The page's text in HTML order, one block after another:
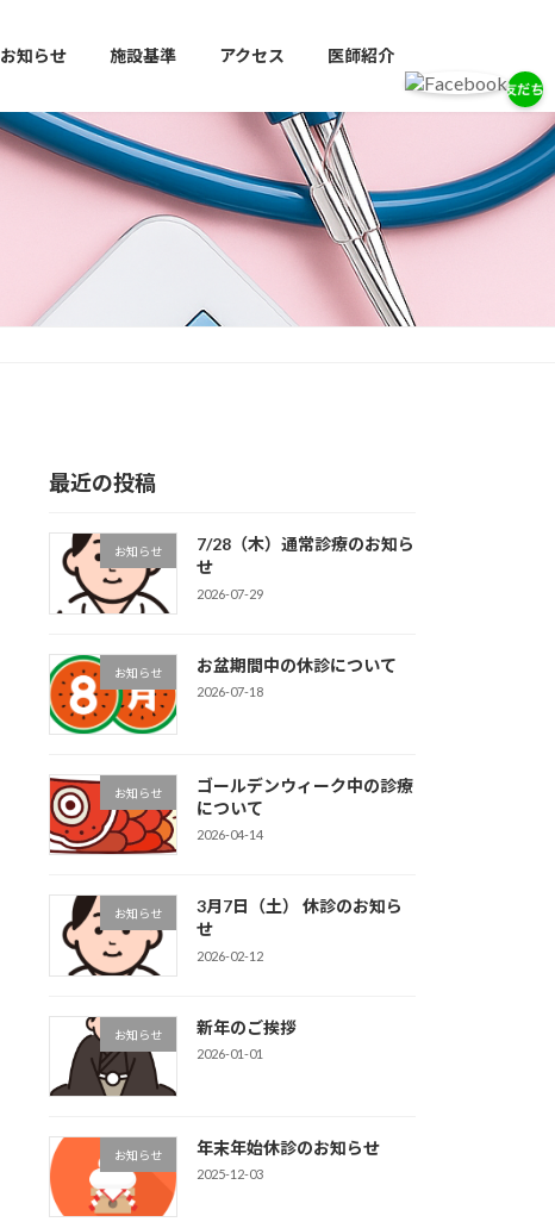
お知らせ 施設基準 アクセス 医師紹介
最近の投稿
お知らせ
7/28（木）通常診療のお知ら
せ
2026-07-29
お知らせ お盆期間中の休診について
2026-07-18
お知らせ
ゴールデンウィーク中の診療
について
2026-04-14
お知らせ
3月7日（土） 休診のお知ら
せ
2026-02-12
お知らせ 新年のご挨拶
2026-01-01
お知らせ 年末年始休診のお知らせ
2025-12-03